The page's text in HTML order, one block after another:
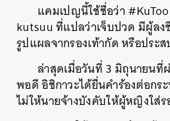
แคมเปญนี้ใช้ชื่อว่า
kutsuu ที่แปลว่าเจ็บปวด มีผู้ล
รูปแผลจากรองเท้ากัด หรือประ
ล่าสุดเมื่อวันที่ 3 มิถุนายนที่
พอดี อิชิกาวะได้ยื่นคำร้องต่อกร
ไม่ให้นายจ้างบังคับให้ผู้หญิงใส่ร